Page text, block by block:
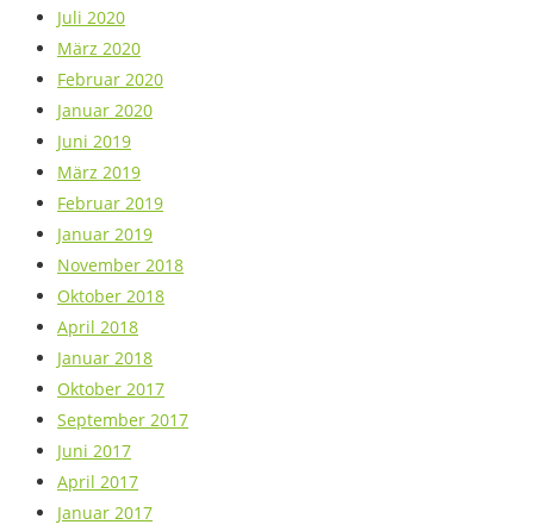
Juli 2020
März 2020
Februar 2020
Januar 2020
Juni 2019
März 2019
Februar 2019
Januar 2019
November 2018
Oktober 2018
April 2018
Januar 2018
Oktober 2017
September 2017
Juni 2017
April 2017
Januar 2017